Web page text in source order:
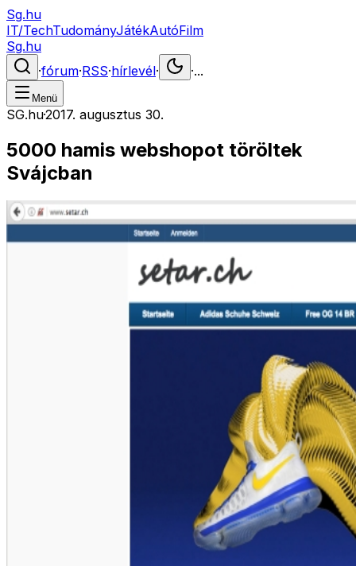
Sg.hu
IT/TechTudományJátékAutóFilm
Sg.hu
·fórum·RSS·hírlevél· ·...
Menü
SG.hu·2017. augusztus 30.
5000 hamis webshopot töröltek
Svájcban